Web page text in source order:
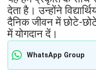
देता है। उन्होंने
दैनिक जीवन में छोटे-
में योगदान दें।
WhatsApp Group